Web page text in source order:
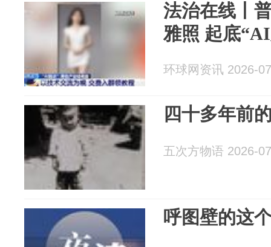
法治在线丨
雅照 起底
环球网资讯 2026-
四十多年前
五次方物语 2026-
呼图壁的这